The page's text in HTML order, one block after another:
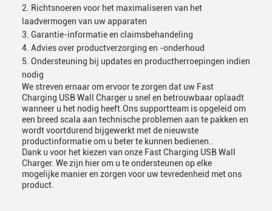
Richtsnoeren voor het maximaliseren van het
laadvermogen van uw apparaten
Garantie-informatie en claimsbehandeling
Advies over productverzorging en -onderhoud
Ondersteuning bij updates en productherroepingen indien
nodig
We streven ernaar om ervoor te zorgen dat uw Fast
Charging USB Wall Charger u snel en betrouwbaar oplaadt
wanneer u het nodig heeft.Ons supportteam is opgeleid om
een breed scala aan technische problemen aan te pakken en
wordt voortdurend bijgewerkt met de nieuwste
productinformatie om u beter te kunnen bedienen..
Dank u voor het kiezen van onze Fast Charging USB Wall
Charger. We zijn hier om u te ondersteunen op elke
mogelijke manier en zorgen voor uw tevredenheid met ons
product.